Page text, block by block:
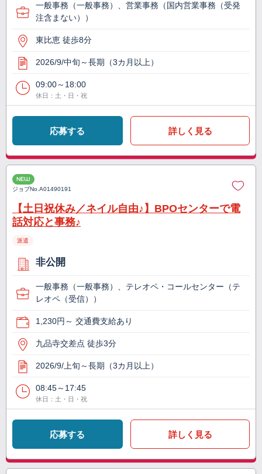
一般事務（一般事務）、営業事務（国内営業事務（受発
注含まない））
東比恵 徒歩8分
2026/9/中旬～長期（3カ月以上）
09:00～18:00
休日：土・日・祝
応募する 詳しく見る
NEW
ジョブNo.A01490191
【土日祝休み／ネイル自由♪】BPOセンターで電
話対応と事務♪
派遣
非公開
一般事務（一般事務）、テレオペ・コールセンター（テ
レオペ（受信））
1,230円～ 交通費支給あり
九品寺交差点 徒歩3分
2026/9/上旬～長期（3カ月以上）
08:45～17:45
休日：土・日・祝
応募する 詳しく見る